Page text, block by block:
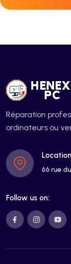
Réparation
ordinateurs ou
66 rue
Follow us on: